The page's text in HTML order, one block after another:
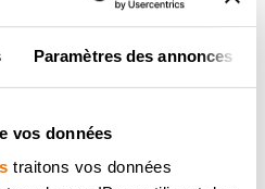
Paramètres des annonces
vos données
traitons vos données